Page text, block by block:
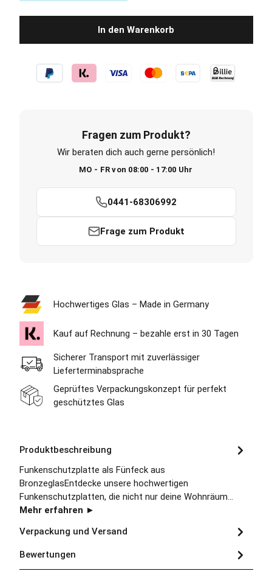
In den Warenkorb
Fragen zum Produkt?
Wir beraten dich auch gerne persönlich!
MO - FR von 08:00 - 17:00 Uhr
0441-68306992
Frage zum Produkt
Hochwertiges Glas – Made in Germany
Kauf auf Rechnung – bezahle erst in 30 Tagen
Sicherer Transport mit zuverlässiger
Lieferterminabsprache
Geprüftes Verpackungskonzept für perfekt
geschütztes Glas
Produktbeschreibung
Funkenschutzplatte als Fünfeck aus
BronzeglasEntdecke unsere hochwertigen
Funkenschutzplatten, die nicht nur deine Wohnräum…
Mehr erfahren ►
Verpackung und Versand
Bewertungen